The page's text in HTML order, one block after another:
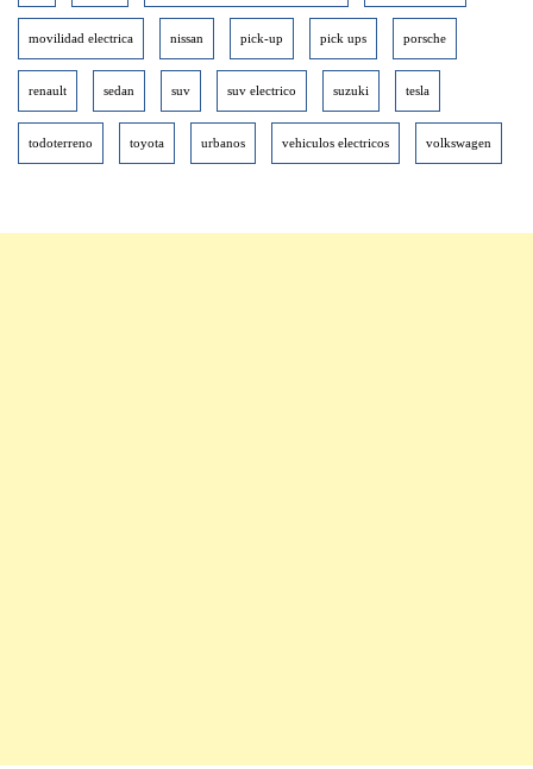
movilidad electrica nissan pick-up pick ups porsche
renault sedan suv suv electrico suzuki tesla
todoterreno toyota urbanos vehiculos electricos volkswagen